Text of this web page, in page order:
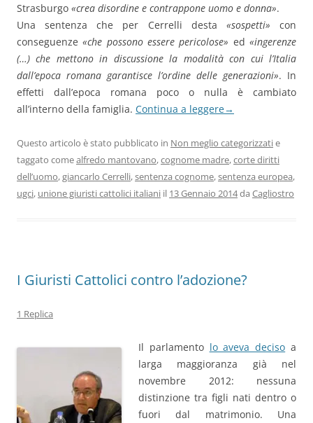
Strasburgo «crea disordine e contrappone uomo e donna».
Una sentenza che per Cerrelli desta «sospetti» con
conseguenze«che possono essere pericolose» ed«ingerenze
(…) che mettono in discussione la modalità con cui l’Italia
dall’epoca romana garantisce l’ordine delle generazioni». In
effetti dall’epoca romana poco o nulla è cambiato
all’interno della famiglia. Continua a leggere→
Questo articolo è stato pubblicato in Non meglio categorizzatie
taggato comealfredo mantovano,cognome madre,corte diritti
dell’uomo,giancarlo Cerrelli,sentenza cognome,sentenza europea,
ugci, unione giuristi cattolici italiani il 13 Gennaio 2014da Cagliostro
I Giuristi Cattolici contro l’adozione?
1 Replica
Il parlamento lo aveva deciso a
larga maggioranza già nel
novembre 2012: nessuna
distinzione tra figli nati dentro o
fuori dal matrimonio. Una